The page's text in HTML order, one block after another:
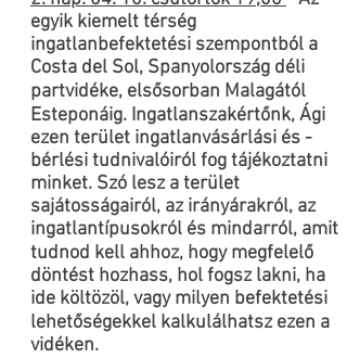
egyik kiemelt térség
ingatlanbefektetési szempontból a
Costa del Sol, Spanyolország déli
partvidéke, elsősorban Malagától
Esteponáig. Ingatlanszakértőnk, Ági
ezen terület ingatlanvásárlási és -
bérlési tudnivalóiról fog tájékoztatni
minket. Szó lesz a terület
sajátosságairól, az irányárakról, az
ingatlantípusokról és mindarról, amit
tudnod kell ahhoz, hogy megfelelő
döntést hozhass, hol fogsz lakni, ha
ide költözöl, vagy milyen befektetési
lehetőségekkel kalkulálhatsz ezen a
vidéken.